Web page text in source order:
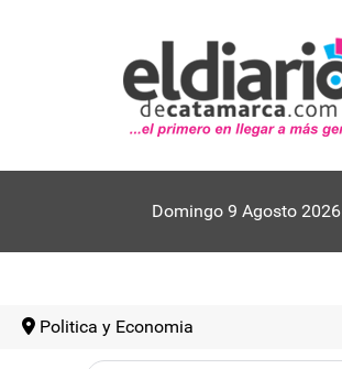
Domingo 9 Agosto 2026
Politica y Economia